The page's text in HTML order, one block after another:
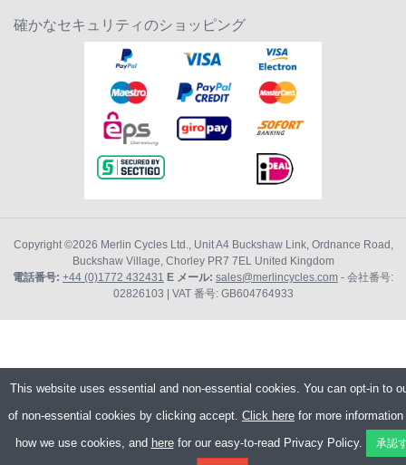
確かなセキュリティのショッピング
Copyright ©2026 Merlin Cycles Ltd., Unit A4 Buckshaw Link, Ordnance Road,
Buckshaw Village, Chorley PR7 7EL United Kingdom
電話番号: +44 (0)1772 432431 E メール: sales@merlincycles.com - 会社番号:
02826103 | VAT 番号: GB604764933
This website uses essential and non-essential cookies. You can opt-in to
of non-essential cookies by clicking accept. Click here for more information
how we use cookies, and herefor our easy-to-read Privacy Policy.